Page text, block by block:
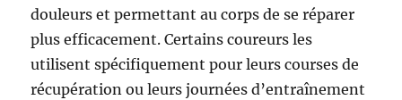
douleurs et permettant au corps de se réparer
plus efficacement. Certains coureurs les
utilisent spécifiquement pour leurs courses de
récupération ou leurs journées d’entraînement